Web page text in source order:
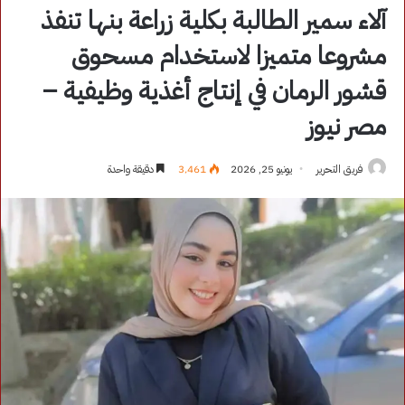
آلاء سمير الطالبة بكلية زراعة بنها تنفذ
مشروعا متميزا لاستخدام مسحوق
قشور الرمان في إنتاج أغذية وظيفية –
مصر نيوز
فريق التحرير يونيو 25, 2026 3٬461 دقيقة واحدة